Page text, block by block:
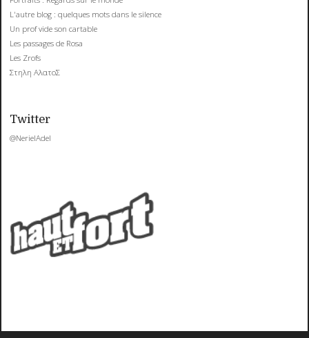
L'autre blog : quelques mots dans le silence
Un prof vide son cartable
Les passages de Rosa
Les Zrofs
Στηλη ΑλατοΣ
Twitter
@NerielAdel